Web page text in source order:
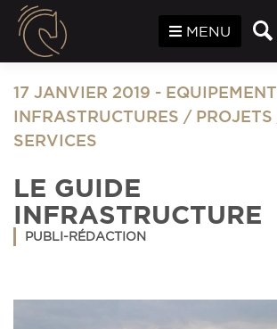
MENU
17 JANVIER 2019 - EQUIPEMENT
INFRASTRUCTURES / PROJETS
SERVICES
LE GUIDE
INFRASTRUCTURE
PUBLI-RÉDACTION
Panneau de gestion des cookies